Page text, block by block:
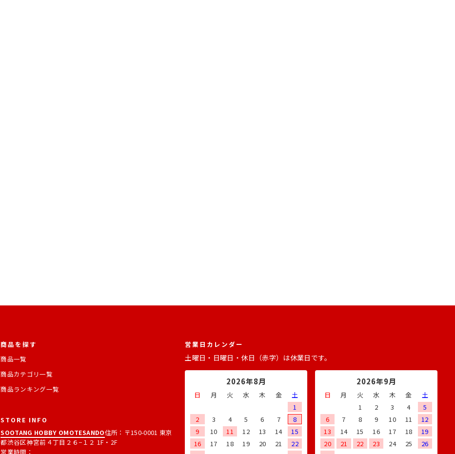
商品を探す
商品一覧
商品カテゴリ一覧
商品ランキング一覧
STORE INFO
SOOTANG HOBBY OMOTESANDO住所：〒150-0001 東京
都渋谷区神宮前４丁目２６−１２ 1F・2F
営業時間：
営業日カレンダー
土曜日・日曜日・休日（赤字）は休業日です。
2026年8月
日 月 火 水 木 金
土
1
2
3 4 5 6 7
8
9
10 11 12 13 14
15
16
17 18 19 20 21
22
2026年9月
日 月 火 水 木 金
土
1
2 3 4
5
6
7 8 9 10 11
12
13
14 15 16 17 18
19
20
21 22 23 24 25
26